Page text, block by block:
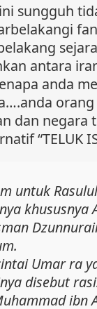
sungguh
antara
anda
dan negara
“TELUK
untuk
khususnya
Umar ra
disebut
ibn